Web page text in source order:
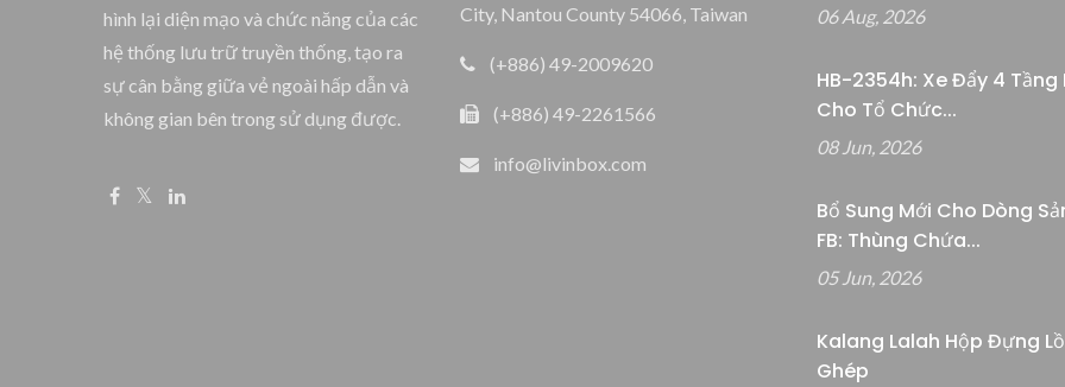
hình lại diện mạo và chức năng của các
hệ thống lưu trữ truyền thống, tạo ra
sự cân bằng giữa vẻ ngoài hấp dẫn và
không gian bên trong sử dụng được.
City, Nantou County 54066, Taiwan
(+886) 49-2009620
(+886) 49-2261566
info@livinbox.com
06 Aug, 2026
HB-2354h: Xe Đẩy 4 Tầng
Cho Tổ Chức...
08 Jun, 2026
Bổ Sung Mới Cho Dòng
FB: Thùng Chứa...
05 Jun, 2026
Kalang Lalah Hộp Đựng
Ghép